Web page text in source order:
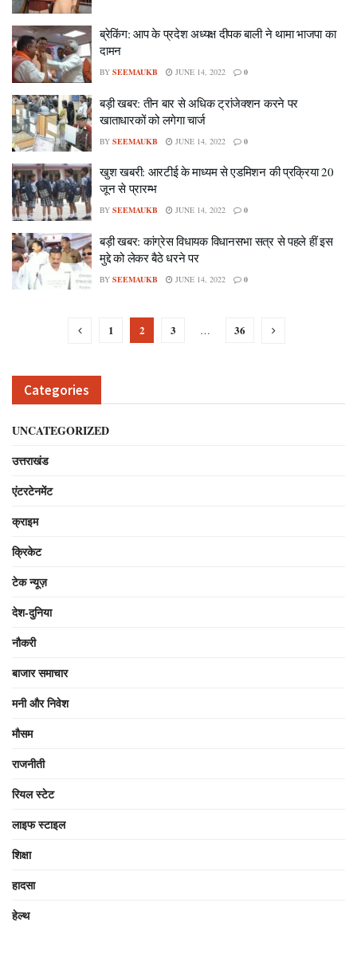
ब्रेकिंग: आप के प्रदेश अध्यक्ष दीपक बाली ने थामा भाजपा का
दामन
BY SEEMAUKB JUNE 14, 2022 0
बड़ी खबर: तीन बार से अधिक ट्रांजेक्शन करने पर
खाताधारकों को लगेगा चार्ज
BY SEEMAUKB JUNE 14, 2022 0
खुश खबरी: आरटीई के माध्यम से एडमिशन की प्रक्रिया 20
जून से प्रारम्भ
BY SEEMAUKB JUNE 14, 2022 0
बड़ी खबर: कांग्रेस विधायक विधानसभा सत्र से पहले हीं इस
मुद्दे को लेकर बैठे धरने पर
BY SEEMAUKB JUNE 14, 2022 0
1 2 3 … 36
Categories
UNCATEGORIZED
उत्तराखंड
एंटरटेनमेंट
क्राइम
क्रिकेट
टेक न्यूज़
देश-दुनिया
नौकरी
बाजार समाचार
मनी और निवेश
मौसम
राजनीती
रियल स्टेट
लाइफ स्टाइल
शिक्षा
हादसा
हेल्थ